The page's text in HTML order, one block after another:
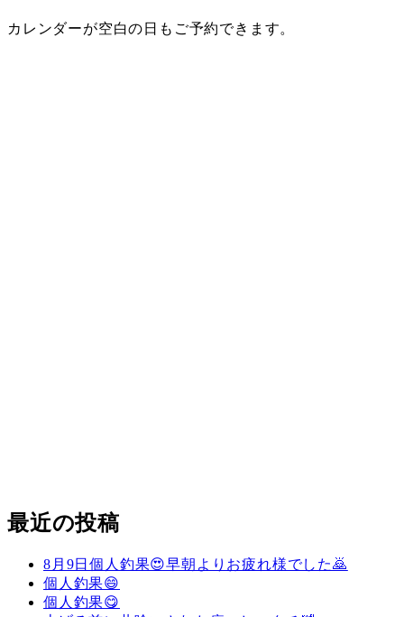
カレンダーが空白の日もご予約できます。
最近の投稿
8月9日個人釣果😍早朝よりお疲れ様でした🙇
個人釣果😄
個人釣果😋